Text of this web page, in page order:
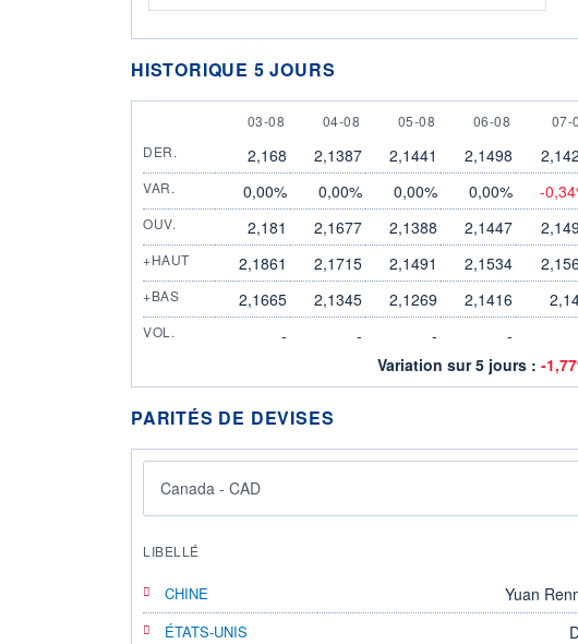
HISTORIQUE 5 JOURS
3 AUGUST
03-08 4 AUGUST
04-08 5 AUGUST
05-08 6 AUGUST
06-08 7
07-
DER.
2,168 2,1387 2,1441 2,1498
VAR. 0,00% 0,00% 0,00% 0,00% -
OUV. 2,181 2,1677 2,1388 2,1447
+HAUT 2,1861 2,1715 2,1491 2,1534
+BAS 2,1665 2,1345 2,1269 2,1416
VOL. - - - -
Variation sur 5 jours : -
PARITÉS DE DEVISES
Canada - CAD
LIBELLÉ
CHINE Yuan
ÉTATS-UNIS